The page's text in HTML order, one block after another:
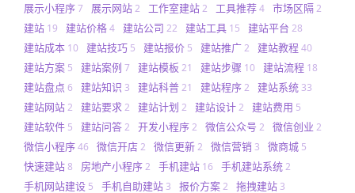
展示小程序7 展示网站2 工作室建站2 工具推荐4 市场区隔2
建站 19 建站价格4 建站公司 22 建站工具 15 建站平台 28
建站成本 10 建站技巧 5 建站报价 5 建站推广2 建站教程40
建站方案 5 建站案例 7 建站模板 21 建站步骤 10 建站流程 18
建站盘点 6 建站知识 3 建站科普21 建站程序2 建站系统 33
建站网站2 建站要求2 建站计划 2 建站设计2 建站费用 5
建站软件 5 建站问答2 开发小程序2 微信公众号 2 微信创业 2
微信小程序46 微信开店2 微信更新2 微信营销 3 微商城 5
快速建站8 房地产小程序2 手机建站 16 手机建站系统2
手机网站建设 5 手机自助建站 3 报价方案2 拖拽建站 3